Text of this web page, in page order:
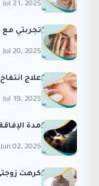
تجربتي مع
Jul 20, 2025
علاج
Jul 19, 2025
مدة
Jun 02, 2025
كرهت